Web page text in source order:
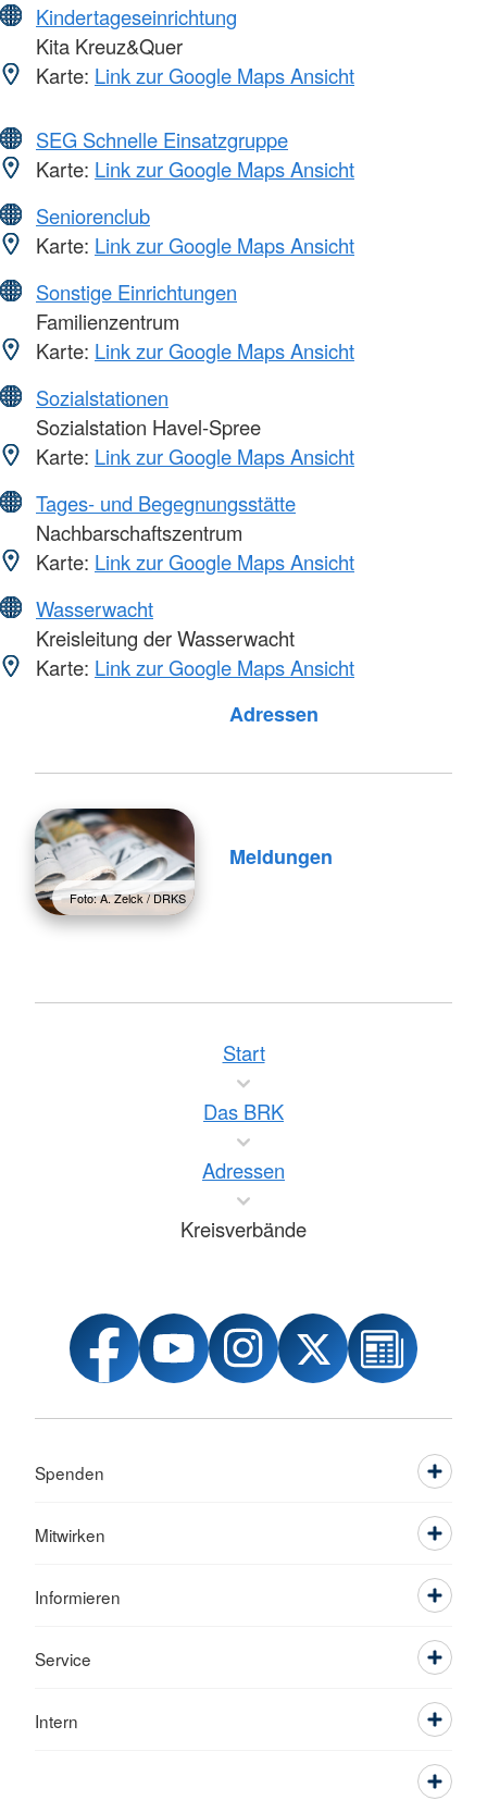
Kindertageseinrichtung
Kita Kreuz&Quer
Karte: Link zur Google Maps Ansicht
SEG Schnelle Einsatzgruppe
Karte: Link zur Google Maps Ansicht
Seniorenclub
Karte: Link zur Google Maps Ansicht
Sonstige Einrichtungen
Familienzentrum
Karte: Link zur Google Maps Ansicht
Sozialstationen
Sozialstation Havel-Spree
Karte: Link zur Google Maps Ansicht
Tages- und Begegnungsstätte
Nachbarschaftszentrum
Karte: Link zur Google Maps Ansicht
Wasserwacht
Kreisleitung der Wasserwacht
Karte: Link zur Google Maps Ansicht
Adressen
Foto: A. Zelck / DRKS
Meldungen
Start
Das BRK
Adressen
Kreisverbände
Spenden
Mitwirken
Informieren
Service
Intern